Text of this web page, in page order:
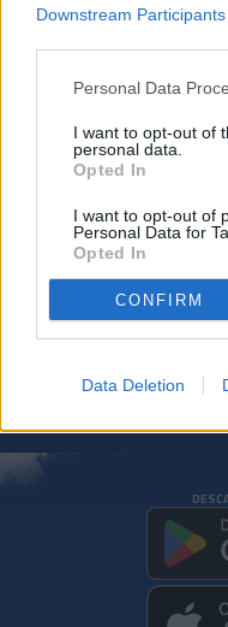
Downstream Participants
Personal Data
I want to opt-out of
personal data.
Opted In
I want to opt-out of
Personal Data for
Opted In
CONFIRM
Data Deletion
PRIMER
PRIMER